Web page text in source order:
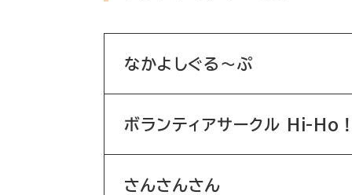
なかよしぐる～ぷ
ボランティアサークル Hi-Ho
さんさんさん